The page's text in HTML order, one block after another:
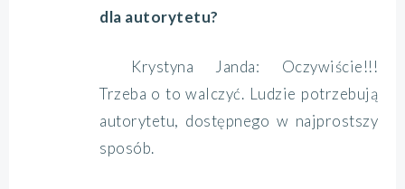
dla autorytetu?
Krystyna Janda: Oczywiście!!!
Trzeba o to walczyć. Ludzie potrzebują
autorytetu, dostępnego w najprostszy
sposób.